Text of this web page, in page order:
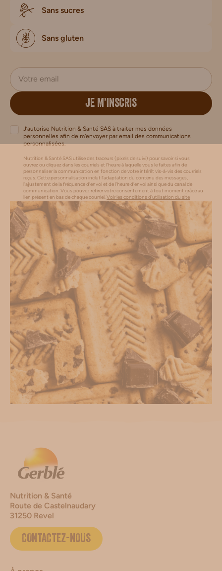
Sans sucres
Sans gluten
JE M’INSCRIS
J’autorise Nutrition & Santé SAS à traiter mes données
personnelles afin de m’envoyer par email des communications
personnalisées.
Nutrition & Santé SAS utilise des traceurs (pixels de suivi) pour savoir si vous
ouvrez ou cliquez dans les courriels et l’heure à laquelle vous le faites afin de
personnaliser la communication en fonction de votre intérêt vis-à-vis des courriels
reçus. Cette personnalisation inclut l’adaptation du contenu des messages,
l'ajustement de la fréquence d’envoi et de l’heure d’envoi ainsi que du canal de
communication. Vous pouvez retirer votre consentement à tout moment grâce au
lien présent en bas de chaque courriel.Voir les conditions d'utilisation du site
Nutrition & Santé
Route de Castelnaudary
31250 Revel
CONTACTEZ-NOUS